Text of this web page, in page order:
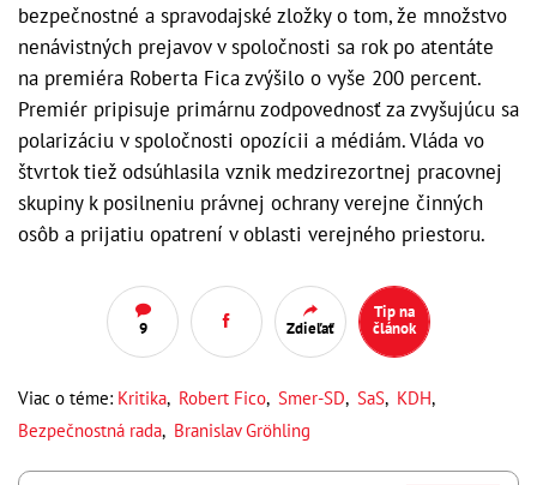
bezpečnostné a spravodajské zložky o tom, že množstvo
nenávistných prejavov v spoločnosti sa rok po atentáte
na premiéra Roberta Fica zvýšilo o vyše 200 percent.
Premiér pripisuje primárnu zodpovednosť za zvyšujúcu sa
polarizáciu v spoločnosti opozícii a médiám. Vláda vo
štvrtok tiež odsúhlasila vznik medzirezortnej pracovnej
skupiny k posilneniu právnej ochrany verejne činných
osôb a prijatiu opatrení v oblasti verejného priestoru.
9 Zdieľať
Tip na
článok
Viac o téme: Kritika, Robert Fico, Smer-SD, SaS, KDH,
Bezpečnostná rada, Branislav Gröhling